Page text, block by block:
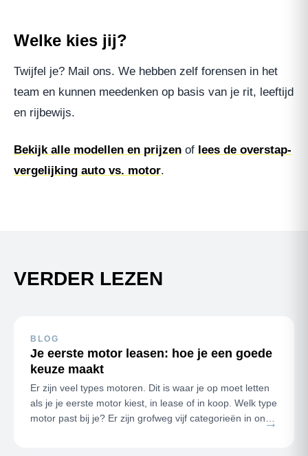
Welke kies jij?
Twijfel je? Mail ons. We hebben zelf forensen in het
team en kunnen meedenken op basis van je rit, leeftijd
en rijbewijs.
Bekijk alle modellen en prijzen of lees de overstap-
vergelijking auto vs. motor.
VERDER LEZEN
BLOG
Je eerste motor leasen: hoe je een goede
keuze maakt
Er zijn veel types motoren. Dit is waar je op moet letten
als je je eerste motor kiest, in lease of in koop. Welk type
motor past bij je? Er zijn grofweg vijf categorieën in ons→